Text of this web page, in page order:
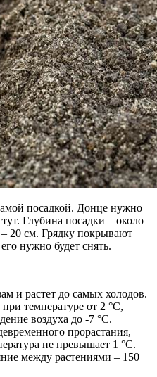
посадкой. Донце нужно
Глубина посадки – около
20 см. Грядку покрывают
нужно будет снять.
и растет до самых холодов.
температуре от 2 °С,
воздуха до -7 °С.
прорастания,
не превышает 1 °С.
между растениями – 150